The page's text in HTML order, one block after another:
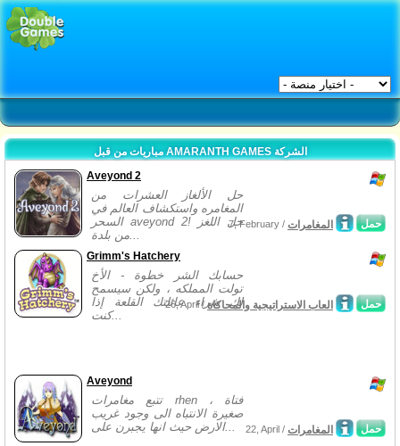
مباريات من قبل AMARANTH GAMES الشركة
Aveyond 2
حل الألغاز العشرات من
المغامره واستكشاف العالم في
السحر aveyond 2! حل اللغز
من بلدة...
حمل 7, February / المغامرات
Grimm's Hatchery
حسابك الشر خطوة - الأخ
تولت المملكه ، ولكن سيسمح
لك شراء عائلتك القلعة إذا
كنت...
حمل 26, April /العاب الاستراتيجية والمحاكاة
Aveyond
تتبع مغامرات rhen ، فتاة
صغيرة الانتباه الى وجود غريب
الارض حيث انها يجبرن على...
حمل 22, April / المغامرات